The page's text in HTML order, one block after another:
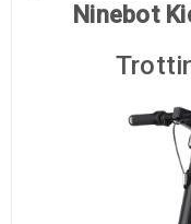
Ninebot